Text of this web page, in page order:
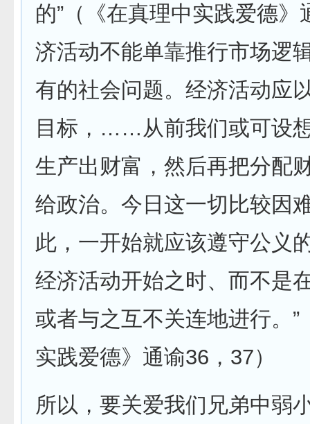
的”（《在真理中实践爱德》
济活动不能单靠推行市场逻
有的社会问题。经济活动应
目标，……从前我们或可设
生产出财富，然后再把分配
给政治。今日这一切比较
此，一开始就应该遵守公义
经济活动开始之时、而不是
或者与之互不关连地进行。”
实践爱德》通谕36，37）
所以，要关爱我们兄弟中弱